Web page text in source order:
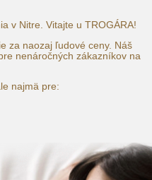
v Nitre. Vitajte u TROGÁRA!
za naozaj ľudové ceny. Náš
nenáročných zákazníkov na
najmä pre: